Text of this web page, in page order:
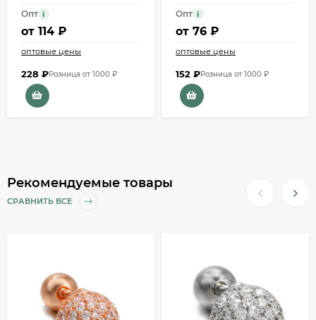
Опт i
от 114 ₽
оптовые цены
228 ₽Розница от 1000 ₽
Опт i
от 76 ₽
оптовые цены
152 ₽Розница от 1000 ₽
Рекомендуемые товары
СРАВНИТЬ ВСЕ